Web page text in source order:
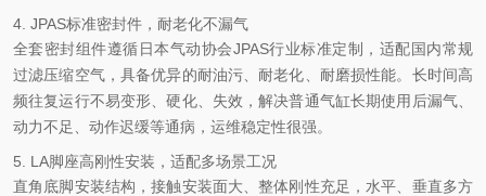
4. JPAS标准密封件，耐老化不漏气
全套密封组件遵循日本气动协会JPAS行业标准定制，适配国内常规
过滤压缩空气，具备优异的耐油污、耐老化、耐磨损性能。长时间高
频往复运行不易变形、硬化、失效，解决普通气缸长期使用后漏气、
动力不足、动作迟缓等通病，运维稳定性很强。
5. LA脚座高刚性安装，适配多场景工况
直角底脚安装结构，接触安装面大、整体刚性充足，水平、垂直多方